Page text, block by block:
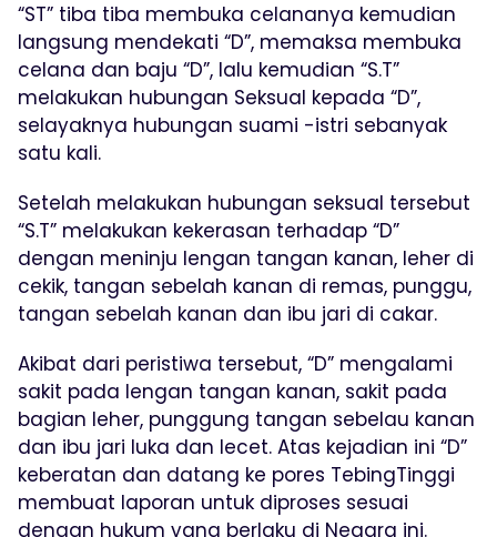
“ST” tiba tiba membuka celananya kemudian
langsung mendekati “D”, memaksa membuka
celana dan baju “D”, lalu kemudian “S.T”
melakukan hubungan Seksual kepada “D”,
selayaknya hubungan suami -istri sebanyak
satu kali.
Setelah melakukan hubungan seksual tersebut
“S.T” melakukan kekerasan terhadap “D”
dengan meninju lengan tangan kanan, leher di
cekik, tangan sebelah kanan di remas, punggu,
tangan sebelah kanan dan ibu jari di cakar.
Akibat dari peristiwa tersebut, “D” mengalami
sakit pada lengan tangan kanan, sakit pada
bagian leher, punggung tangan sebelau kanan
dan ibu jari luka dan lecet. Atas kejadian ini “D”
keberatan dan datang ke pores TebingTinggi
membuat laporan untuk diproses sesuai
dengan hukum yang berlaku di Negara ini.